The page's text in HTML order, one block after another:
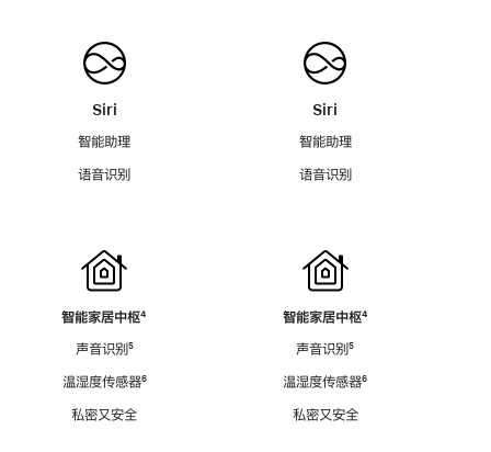
Siri
智能助理
语音识别
智能家居中枢脚
⁴
声音识别脚
⁵
温湿度传感器脚
⁶
私密又安全
Siri
智能助理
语音识别
智能家居中枢脚
⁴
声音识别脚
⁵
温湿度传感器脚
⁶
私密又安全